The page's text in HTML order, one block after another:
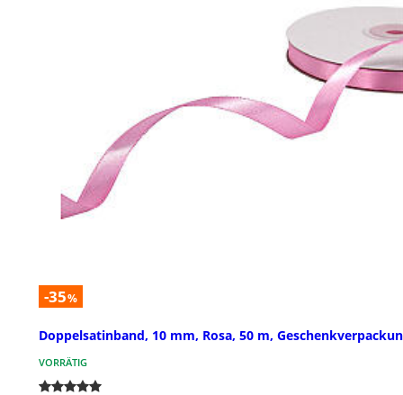
-35%
Doppelsatinband, 10 mm, Rosa, 50 m,
VORRÄTIG